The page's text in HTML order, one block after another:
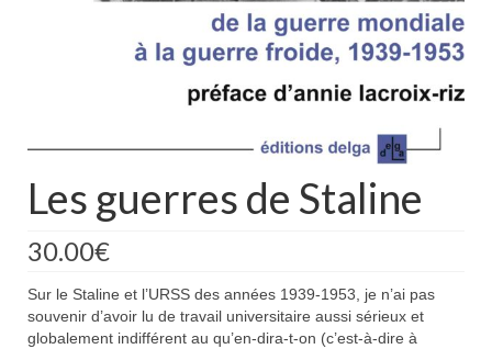
Les guerres de Staline
30.00€
Sur le Staline et l’URSS des années 1939-1953, je n’ai pas
souvenir d’avoir lu de travail universitaire aussi sérieux et
globalement indifférent au qu’en-dira-t-on (c’est-à-dire à